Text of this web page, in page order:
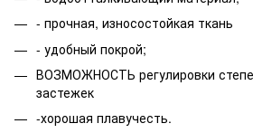
- прочная, износостойкая ткань
- удобный покрой;
ВОЗМОЖНОСТЬ регулировки
застежек
-хорошая плавучесть.